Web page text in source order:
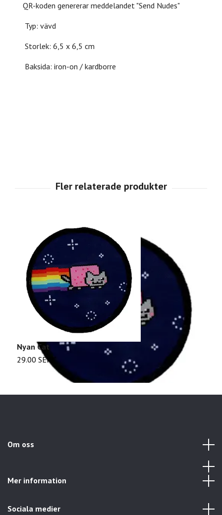
QR-koden genererar meddelandet "Send Nudes"
Typ: vävd
Storlek: 6,5 x 6,5 cm
Baksida: iron-on / kardborre
Nyan Cat
29.00 SEK
Om oss
Mer information
Sociala medier